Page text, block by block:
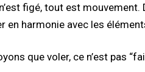
figé, tout est mouvement.
en harmonie avec les
que voler, ce n’est pas